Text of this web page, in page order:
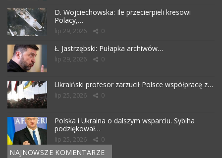
D. Wojciechowska: Ile przecierpieli kresowi
Polacy,…
lip 29, 2026 0
Ł. Jastrzębski: Pułapka archiwów…
lip 29, 2026 0
Ukraiński profesor zarzucił Polsce współpracę z…
lip 25, 2026 0
Polska i Ukraina o dalszym wsparciu. Sybiha
podziękował…
lip 25, 2026 0
NAJNOWSZE KOMENTARZE